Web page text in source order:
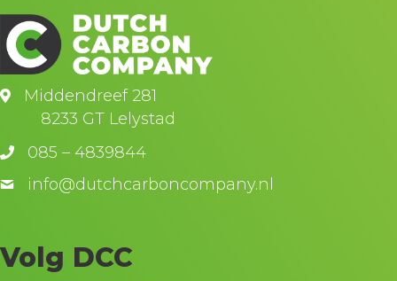
Middendreef 281
8233 GT Lelystad
085 – 4839844
info@dutchcarboncompany.nl
Volg DCC